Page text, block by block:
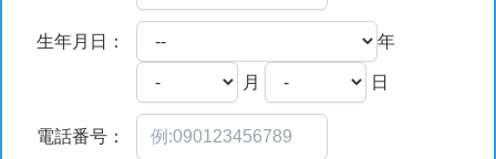
生年月日： 年
月 日
電話番号：